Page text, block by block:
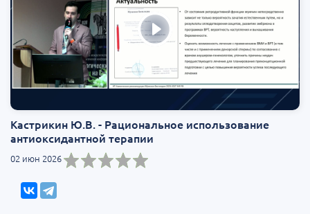
Кастрикин Ю.В. - Рациональное использование
антиоксидантной терапии
02 июн 2026